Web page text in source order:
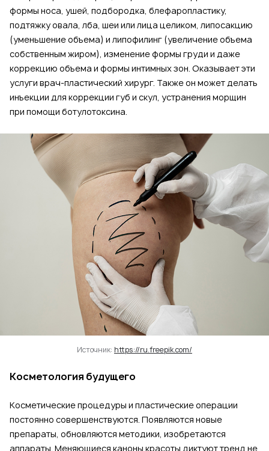
формы носа, ушей, подбородка, блефаропластику,
подтяжку овала, лба, шеи или лица целиком, липосакцию
(уменьшение объема) и липофилинг (увеличение объема
собственным жиром), изменение формы груди и даже
коррекцию объема и формы интимных зон. Оказывает эти
услуги врач-пластический хирург. Также он может делать
инъекции для коррекции губ и скул, устранения морщин
при помощи ботулотоксина.
Источник: https://ru.freepik.com/
Косметология будущего
Косметические процедуры и пластические операции
постоянно совершенствуются. Появляются новые
препараты, обновляются методики, изобретаются
аппараты. Меняющиеся каноны красоты диктуют тренд не